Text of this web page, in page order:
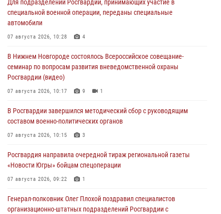
Для подразделений Росгвардии, принимающих участие в
специальной военной операции, переданы специальные
автомобили
07 августа 2026, 10:28 4
В Нижнем Новгороде состоялось Всероссийское совещание-
семинар по вопросам развития вневедомственной охраны
Росгвардии (видео)
07 августа 2026, 10:17 9 1
В Росгвардии завершился методический сбор с руководящим
составом военно-политических органов
07 августа 2026, 10:15 3
Росгвардия направила очередной тираж региональной газеты
«Новости Югры» бойцам спецоперации
07 августа 2026, 09:22 1
Генерал-полковник Олег Плохой поздравил специалистов
организационно-штатных подразделений Росгвардии с